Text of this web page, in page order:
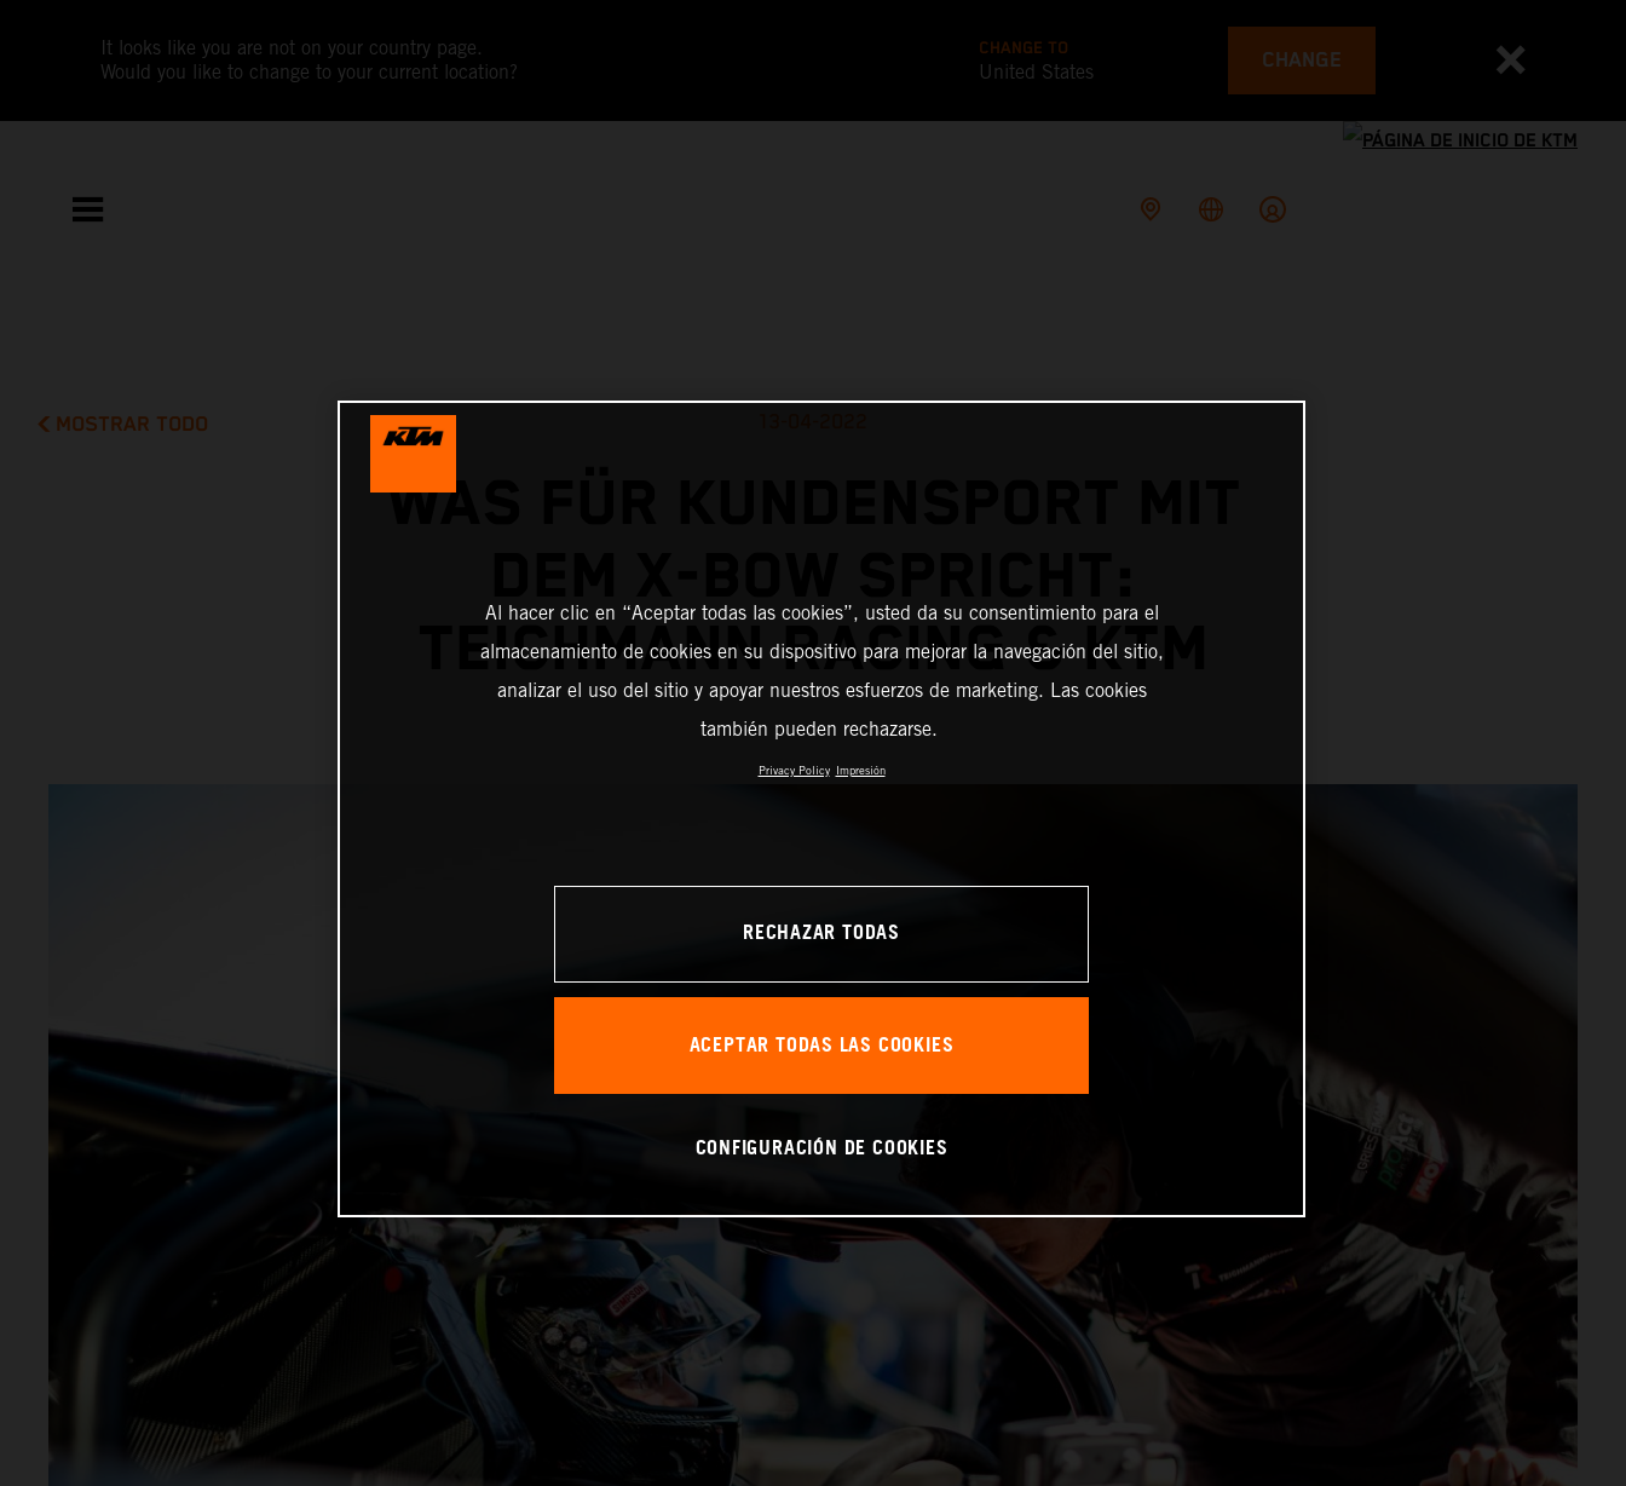
It looks like you are not on your country page.
Would you like to change to your current location?
CHANGE TO
United States CHANGE
MOSTRAR TODO
WAS FÜR KUNDENSPORT MIT
TEICHMANN RACING & KTM
Al hacer clic en “Aceptar todas las cookies”, usted da su consentimiento para el
almacenamiento de cookies en su dispositivo para mejorar la navegación del sitio,
analizar el uso del sitio y apoyar nuestros esfuerzos de marketing. Las cookies
también pueden rechazarse.
Privacy Policy Impresión
RECHAZAR TODAS
ACEPTAR TODAS LAS COOKIES
CONFIGURACIÓN DE COOKIES